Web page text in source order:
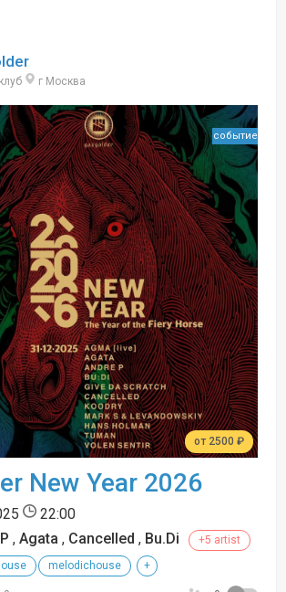
г Москва
от 2500 ₽
событие
New Year 2026
22:00
, Agata , Cancelled , Bu.Di
+5 artist
melodichouse +